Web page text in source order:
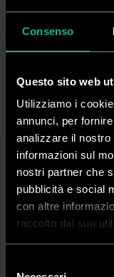
Consenso
Questo sito web
Utilizziamo i
annunci, per
analizzare il
informazioni sul
nostri partner che
pubblicità e social
con altre
raccolto dal suo
DTSCB5-351